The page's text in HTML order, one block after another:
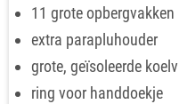
11 grote opbergvakken
extra parapluhouder
grote, geïsoleerde
ring voor handdoekje